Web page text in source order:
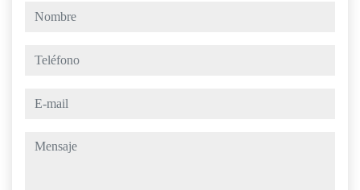
nombre
teléfono
e-mail
mensaje